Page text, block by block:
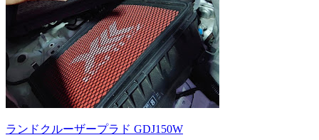
ランドクルーザープラド GDJ150W